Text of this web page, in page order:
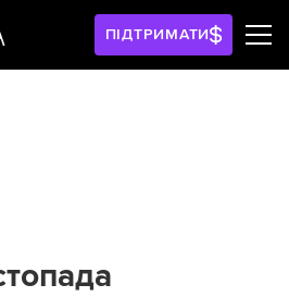
ПІДТРИМАТИ